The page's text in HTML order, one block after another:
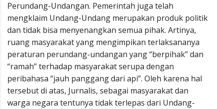
Perundang-Undangan. Pemerintah juga telah
mengklaim Undang-Undang merupakan produk politik
dan tidak bisa menyenangkan semua pihak. Artinya,
ruang masyarakat yang mengimpikan terlaksananya
peraturan perundang-undangan yang “berpihak” dan
“ramah” terhadap masyarakat serupa dengan
peribahasa “jauh panggang dari api”. Oleh karena hal
tersebut di atas, Jurnalis, sebagai masyarakat dan
warga negara tentunya tidak terlepas dari Undang-